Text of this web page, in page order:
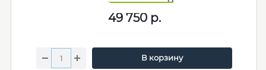
49 750р.
В корзину